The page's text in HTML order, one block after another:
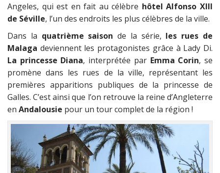
Angeles, qui est en fait au célèbre hôtel Alfonso XIII
de Séville, l’un des endroits les plus célèbres de la ville.
Dans la quatrième saison de la série, les rues de
Malaga deviennent les protagonistes grâce à Lady Di.
La princesse Diana, interprétée par Emma Corin, se
promène dans les rues de la ville, représentant les
premières apparitions publiques de la princesse de
Galles. C’est ainsi que l’on retrouve la reine d’Angleterre
en Andalousie pour un tour complet de la région !